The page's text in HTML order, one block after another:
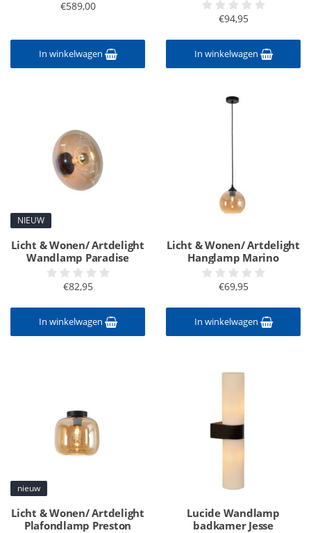
€589,00
In winkelwagen
€94,95
In winkelwagen
NIEUW
Licht & Wonen/ Artdelight
Wandlamp Paradise
€82,95
In winkelwagen
Licht & Wonen/ Artdelight
Hanglamp Marino
€69,95
In winkelwagen
nieuw
Licht & Wonen/ Artdelight
Plafondlamp Preston
Lucide Wandlamp
badkamer Jesse